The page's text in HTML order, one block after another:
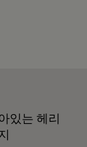
수 있도록 최선
있는 헤리